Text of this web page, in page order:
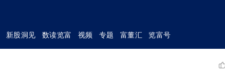
新股洞见 数读览富 视频 专题 富董汇 览富号